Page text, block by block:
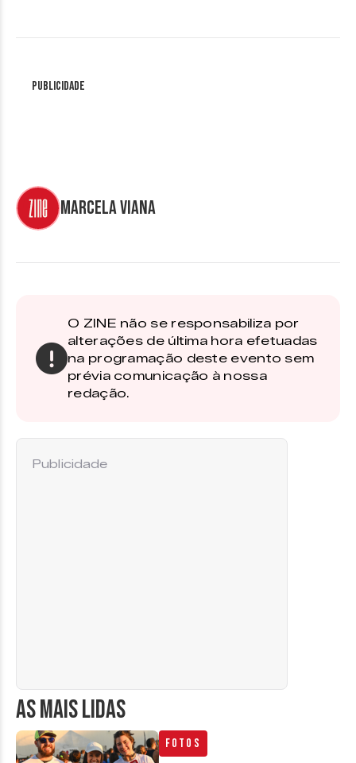
Publicidade
Marcela Viana
O ZINE não se responsabiliza por
alterações de última hora efetuadas
na programação deste evento sem
prévia comunicação à nossa
redação.
AS MAIS LIDAS
Fotos
Publicidade